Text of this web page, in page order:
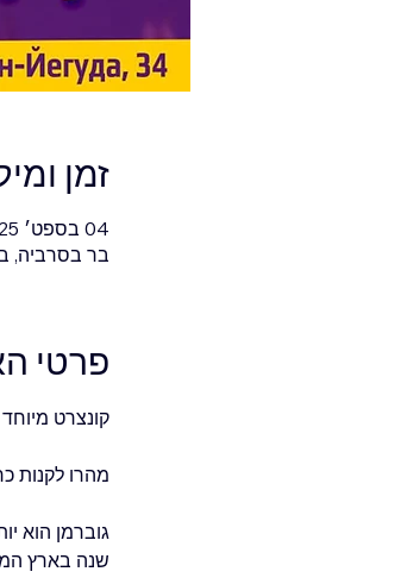
זמן
04 בספט׳ 2025, 20:00 – 21:30
בר בסרביה, בן יהודה 34,
פרטי
קונצרט מיוחד של
מהרו לקנות
גוברמן הוא
שנה בארץ